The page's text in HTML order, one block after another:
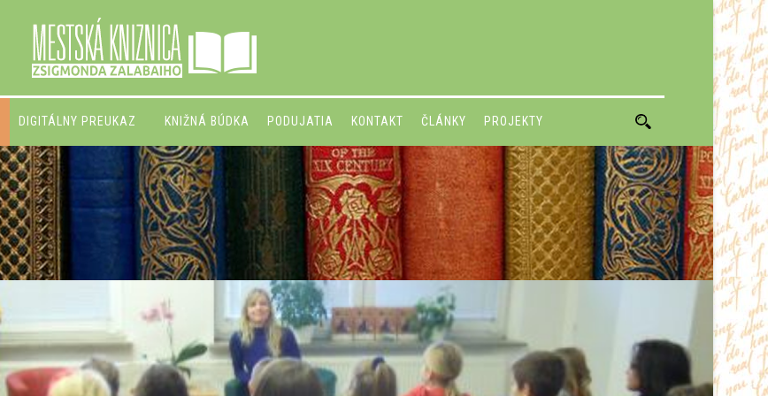
DIGITÁLNY PREUKAZ KNIŽNÁ BÚDKA PODUJATIA KONTAKT ČLÁNKY PROJEKTY